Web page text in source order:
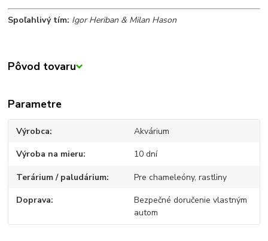
Spoľahlivý tím: Igor Heriban & Milan Hason
Pôvod tovaru
Parametre
Výrobca Akvárium
Výroba na mieru 10 dní
Terárium / paludárium Pre chameleóny, rastliny
Doprava
Bezpečné doručenie vlastným
autom